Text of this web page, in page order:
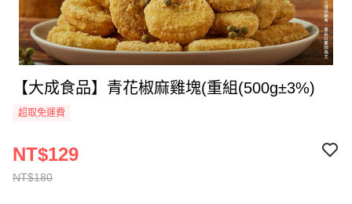
【大成食品】青花椒麻雞塊(重組(500g±3%)
超取免運費
NT$180
NT$129